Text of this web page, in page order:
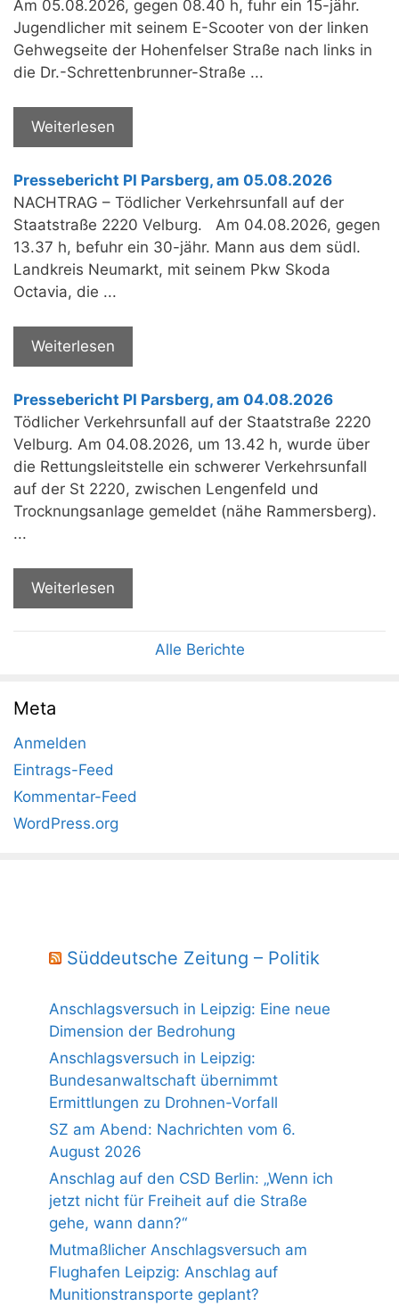
Am 05.08.2026, gegen 08.40 h, fuhr ein 15-jähr.
Jugendlicher mit seinem E-Scooter von der linken
Gehwegseite der Hohenfelser Straße nach links in
die Dr.-Schrettenbrunner-Straße ...
Weiterlesen
Pressebericht PI Parsberg, am 05.08.2026
NACHTRAG – Tödlicher Verkehrsunfall auf der
Staatstraße 2220 Velburg. Am 04.08.2026, gegen
13.37 h, befuhr ein 30-jähr. Mann aus dem südl.
Landkreis Neumarkt, mit seinem Pkw Skoda
Octavia, die ...
Weiterlesen
Pressebericht PI Parsberg, am 04.08.2026
Tödlicher Verkehrsunfall auf der Staatstraße 2220
Velburg. Am 04.08.2026, um 13.42 h, wurde über
die Rettungsleitstelle ein schwerer Verkehrsunfall
auf der St 2220, zwischen Lengenfeld und
Trocknungsanlage gemeldet (nähe Rammersberg).
...
Weiterlesen
Alle Berichte
Meta
Anmelden
Eintrags-Feed
Kommentar-Feed
WordPress.org
Süddeutsche Zeitung – Politik
Anschlagsversuch in Leipzig: Eine neue
Dimension der Bedrohung
Anschlagsversuch in Leipzig:
Bundesanwaltschaft übernimmt
Ermittlungen zu Drohnen-Vorfall
SZ am Abend: Nachrichten vom 6.
August 2026
Anschlag auf den CSD Berlin: „Wenn ich
jetzt nicht für Freiheit auf die Straße
gehe, wann dann?“
Mutmaßlicher Anschlagsversuch am
Flughafen Leipzig: Anschlag auf
Munitionstransporte geplant?